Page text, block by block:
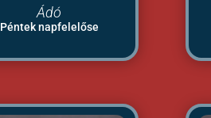
Ádó
Péntek napfelelőse